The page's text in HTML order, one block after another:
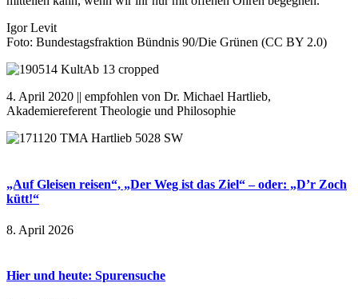
Igor Levit
Foto: Bundestagsfraktion Bündnis 90/Die Grünen (CC BY 2.0)
4. April 2020 || empfohlen von Dr. Michael Hartlieb,
Akademiereferent Theologie und Philosophie
„Auf Gleisen reisen“, „Der Weg ist das Ziel“ – oder: „D’r Zoch
kütt!“
8. April 2026
Hier und heute: Spurensuche